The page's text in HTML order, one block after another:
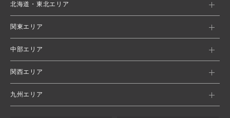
北海道・東北エリア
関東エリア
中部エリア
関西エリア
九州エリア